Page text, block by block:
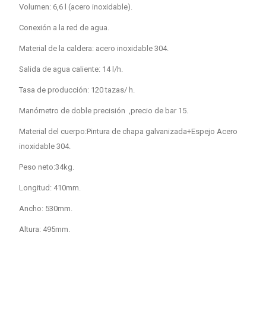
Volumen: 6,6 l (acero inoxidable).
Conexión a la red de agua.
Material de la caldera: acero inoxidable 304.
Salida de agua caliente: 14 l/h.
Tasa de producción: 120 tazas/ h.
Manómetro de doble precisión ,precio de bar 15.
Material del cuerpo:Pintura de chapa galvanizada+Espejo Acero
inoxidable 304.
Peso neto:34kg.
Longitud: 410mm.
Ancho: 530mm.
Altura: 495mm.